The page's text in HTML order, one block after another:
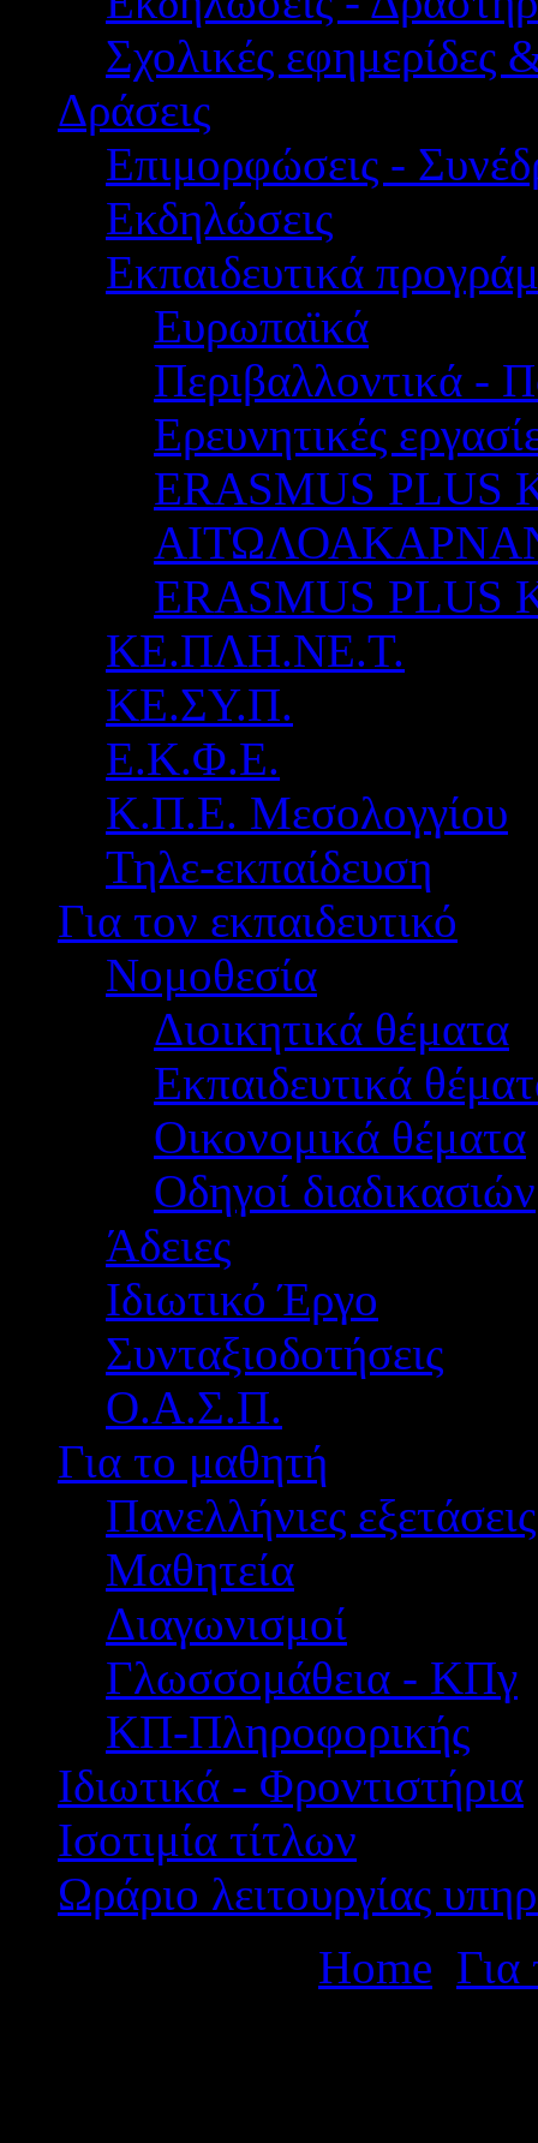
Σχολικές εφημερίδες
Δράσεις
Επιμορφώσεις -
Εκδηλώσεις
Εκπαιδευτικά
Ευρωπαϊκά
Περιβαλλοντικά -
Ερευνητικές
ERASMUS PLUS
ERASMUS
ΚΕ.ΠΛΗ.ΝΕ.Τ.
ΚΕ.ΣΥ.Π.
Ε.Κ.Φ.Ε.
Κ.Π.Ε. Μεσολογγίου
Τηλε-εκπαίδευση
Για τον εκπαιδευτικό
Νομοθεσία
Διοικητικά θέματα
Εκπαιδευτικά
Οικονομικά θέματα
Οδηγοί διαδικασιών
Άδειες
Ιδιωτικό Έργο
Συνταξιοδοτήσεις
Ο.Α.Σ.Π.
Για το μαθητή
Πανελλήνιες εξετάσεις
Μαθητεία
Διαγωνισμοί
Γλωσσομάθεια - ΚΠγ
ΚΠ-Πληροφορικής
Ιδιωτικά - Φροντιστήρια
Ισοτιμία τίτλων
Ωράριο λειτουργίας
Home Για